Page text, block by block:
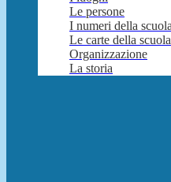
Le persone
I numeri della scuola
Le carte della scuola
Organizzazione
La storia